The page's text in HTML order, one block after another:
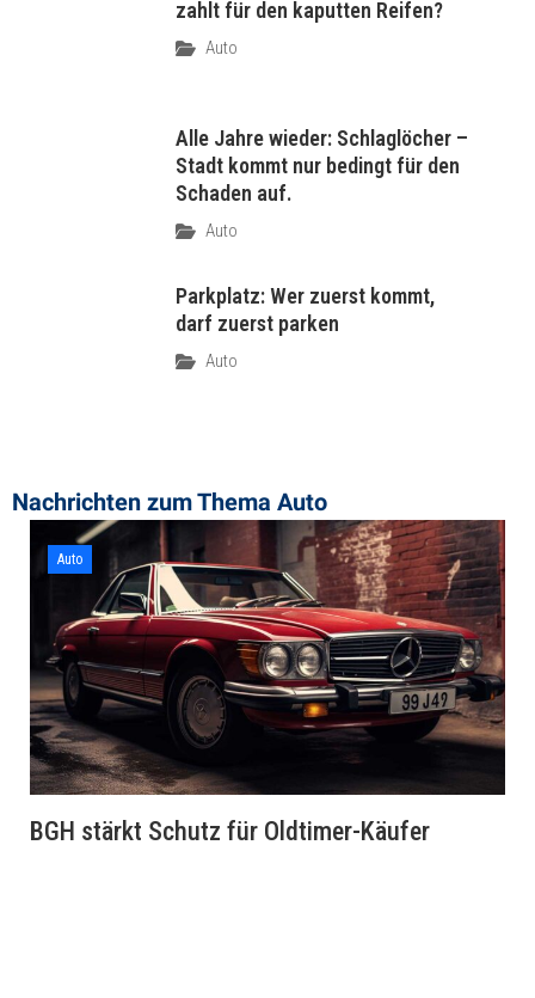
zahlt für den kaputten Reifen?
Auto
Alle Jahre wieder: Schlaglöcher –
Stadt kommt nur bedingt für den
Schaden auf.
Auto
Parkplatz: Wer zuerst kommt,
darf zuerst parken
Auto
Nachrichten zum Thema ​Auto
Auto
BGH stärkt Schutz für Oldtimer-Käufer